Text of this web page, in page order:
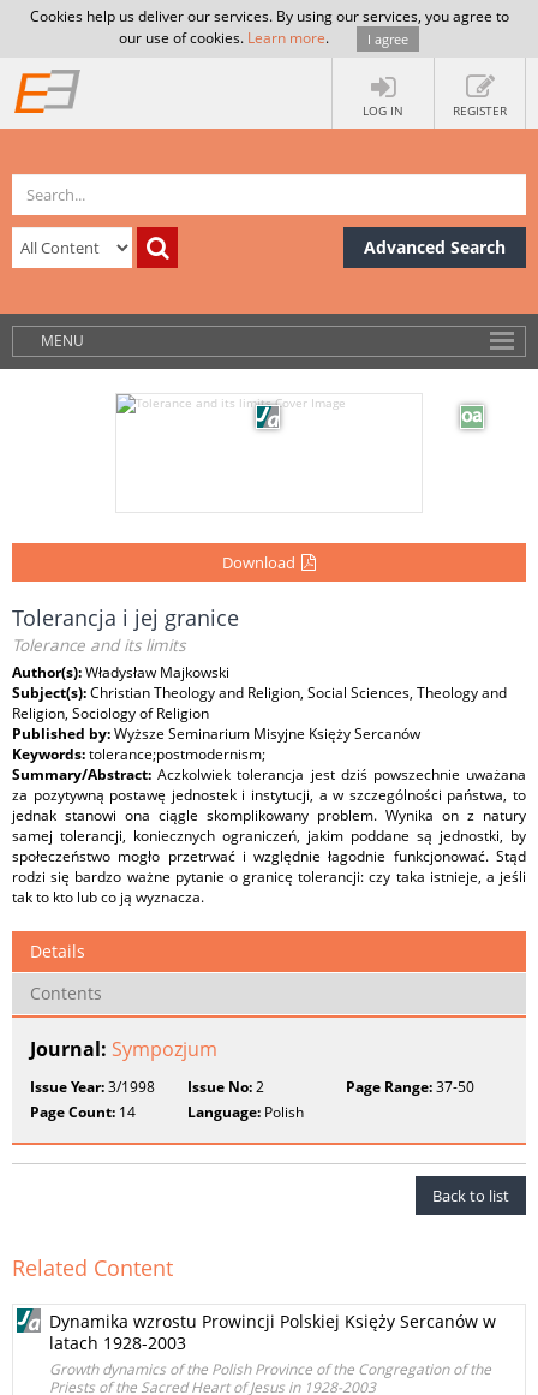
Cookies help us deliver our services. By using our services, you agree to
our use of cookies. Learn more. I agree
LOG IN REGISTER
Advanced Search
MENU
Download
Tolerancja i jej granice
Tolerance and its limits
Author(s):Władysław Majkowski
Subject(s):Christian Theology and Religion, Social Sciences, Theology and
Religion, Sociology of Religion
Published by:Wyższe Seminarium Misyjne Księży Sercanów
Keywords:tolerance;postmodernism;
Summary/Abstract:Aczkolwiek tolerancja jest dziś powszechnie uważana
za pozytywną postawę jednostek i instytucji, a w szczególności państwa, to
jednak stanowi ona ciągle skomplikowany problem. Wynika on z natury
samej tolerancji, koniecznych ograniczeń, jakim poddane są jednostki, by
społeczeństwo mogło przetrwać i względnie łagodnie funkcjonować. Stąd
rodzi się bardzo ważne pytanie o granicę tolerancji: czy taka istnieje, a jeśli
tak to kto lub co ją wyznacza.
Details
Contents
Journal: Sympozjum
Issue Year:3/1998 Issue No:2 Page Range:37-50
Page Count: 14 Language: Polish
Back to list
Related Content
Dynamika wzrostu Prowincji Polskiej Księży Sercanów w
latach 1928-2003
Growth dynamics of the Polish Province of the Congregation of the
Priests of the Sacred Heart of Jesus in 1928-2003